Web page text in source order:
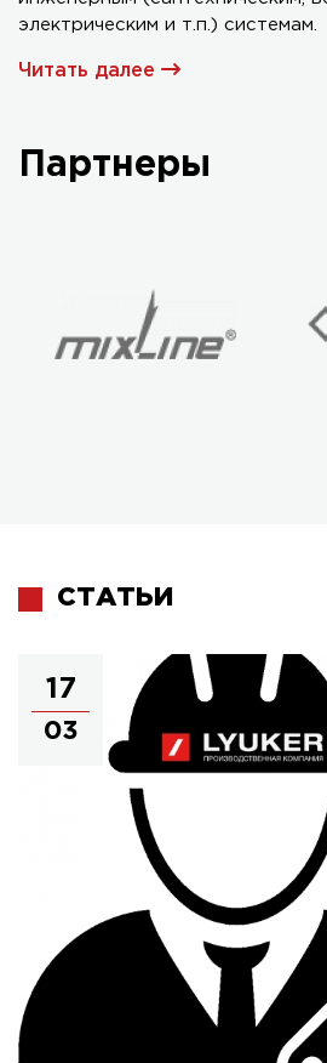
электрическим и т.п.) системам.
Читать далее
Партнеры
СТАТЬИ
17
03